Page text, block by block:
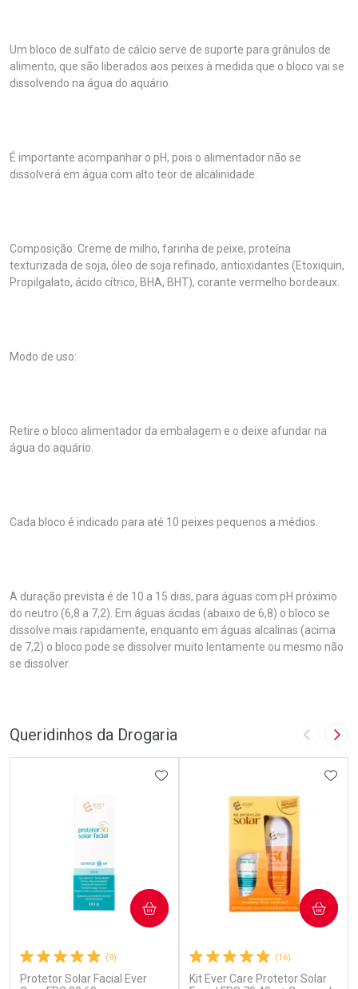
Um bloco de sulfato de cálcio serve de suporte para grânulos de
alimento, que são liberados aos peixes à medida que o bloco vai se
dissolvendo na água do aquário.
É importante acompanhar o pH, pois o alimentador não se
dissolverá em água com alto teor de alcalinidade.
Composição: Creme de milho, farinha de peixe, proteína
texturizada de soja, óleo de soja refinado, antioxidantes (Etoxiquin,
Propilgalato, ácido cítrico, BHA, BHT), corante vermelho bordeaux.
Modo de uso:
Retire o bloco alimentador da embalagem e o deixe afundar na
água do aquário.
Cada bloco é indicado para até 10 peixes pequenos a médios.
A duração prevista é de 10 a 15 dias, para águas com pH próximo
do neutro (6,8 a 7,2). Em águas ácidas (abaixo de 6,8) o bloco se
dissolve mais rapidamente, enquanto em águas alcalinas (acima
de 7,2) o bloco pode se dissolver muito lentamente ou mesmo não
se dissolver.
Queridinhos da Drogaria Imagem
(9)
Protetor Solar Facial Ever
ADICIONAR AOS FAVORITOS
COMPRAR
(16)
Kit Ever Care Protetor Solar
COMPRAR